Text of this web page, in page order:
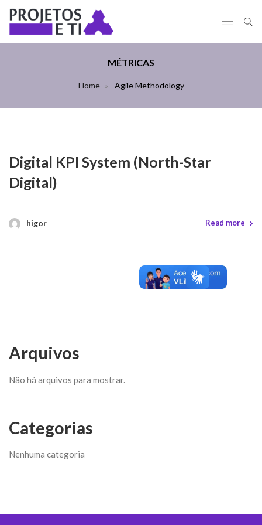
MÉTRICAS
Home Agile Methodology
Digital KPI System (North-Star
Digital)
higor Read more
Arquivos
Não há arquivos para mostrar.
Categorias
Nenhuma categoria